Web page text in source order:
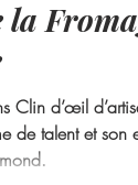
Clin d’œil
de talent et son